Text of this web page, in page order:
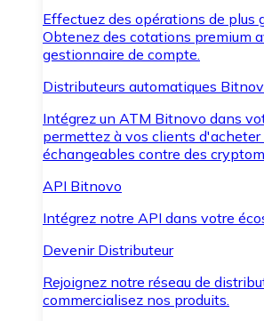
Effectuez des opérations de plus
Obtenez des cotations premium
gestionnaire de compte.
Distributeurs automatiques
Intégrez un ATM Bitnovo dans
permettez à vos clients d'acheter
échangeables contre des
API Bitnovo
Intégrez notre API dans votre
Devenir Distributeur
Rejoignez notre réseau de
commercialisez nos produits.